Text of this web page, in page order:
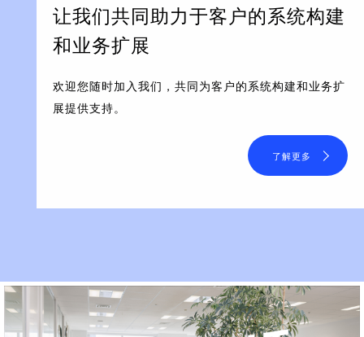
让我们共同助力于客户的系统构建
和业务扩展
欢迎您随时加入我们，共同为客户的系统构建和业务扩
展提供支持。
了解更多